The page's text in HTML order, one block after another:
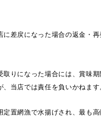
差戻になった場合の返金・再
りになった場合には、賞味期
当店では責任を負いかねます
定置網漁で水揚げされ、最も